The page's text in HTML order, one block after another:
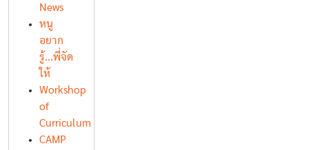
News
หนู
อยาก
รู้...พี่จัด
ให้
Workshop
of
Curriculum
CAMP